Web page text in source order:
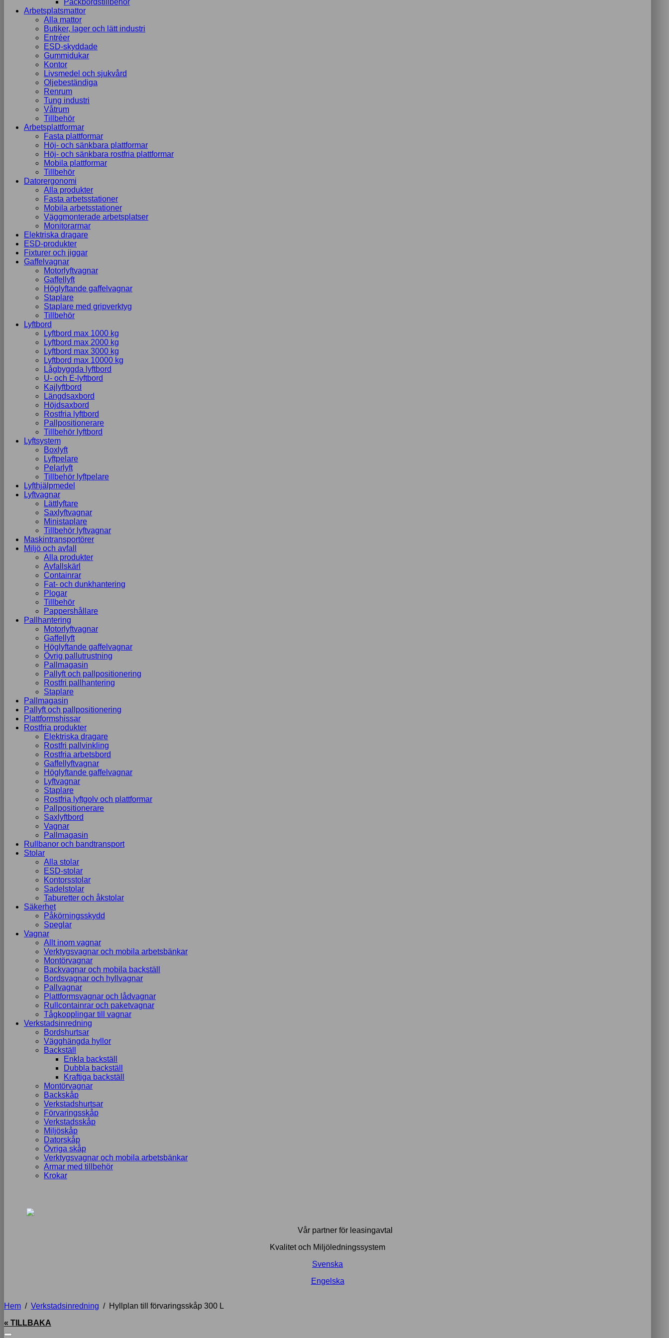
Packbordstillbehör
Arbetsplatsmattor
Alla mattor
Butiker, lager och lätt industri
Entréer
ESD-skyddade
Gummidukar
Kontor
Livsmedel och sjukvård
Oljebeständiga
Renrum
Tung industri
Våtrum
Tillbehör
Arbetsplattformar
Fasta plattformar
Höj- och sänkbara plattformar
Höj- och sänkbara rostfria plattformar
Mobila plattformar
Tillbehör
Datorergonomi
Alla produkter
Fasta arbetsstationer
Mobila arbetsstationer
Väggmonterade arbetsplatser
Monitorarmar
Elektriska dragare
ESD-produkter
Fixturer och jiggar
Gaffelvagnar
Motorlyftvagnar
Gaffellyft
Höglyftande gaffelvagnar
Staplare
Staplare med gripverktyg
Tillbehör
Lyftbord
Lyftbord max 1000 kg
Lyftbord max 2000 kg
Lyftbord max 3000 kg
Lyftbord max 10000 kg
Lågbyggda lyftbord
U- och E-lyftbord
Kajlyftbord
Längdsaxbord
Höjdsaxbord
Rostfria lyftbord
Pallpositionerare
Tillbehör lyftbord
Lyftsystem
Boxlyft
Lyftpelare
Pelarlyft
Tillbehör lyftpelare
Lyfthjälpmedel
Lyftvagnar
Lättlyftare
Saxlyftvagnar
Ministaplare
Tillbehör lyftvagnar
Maskintransportörer
Miljö och avfall
Alla produkter
Avfallskärl
Containrar
Fat- och dunkhantering
Plogar
Tillbehör
Pappershållare
Pallhantering
Motorlyftvagnar
Gaffellyft
Höglyftande gaffelvagnar
Övrig pallutrustning
Pallmagasin
Pallyft och pallpositionering
Rostfri pallhantering
Staplare
Pallmagasin
Pallyft och pallpositionering
Plattformshissar
Rostfria produkter
Elektriska dragare
Rostfri pallvinkling
Rostfria arbetsbord
Gaffellyftvagnar
Höglyftande gaffelvagnar
Lyftvagnar
Staplare
Rostfria lyftgolv och plattformar
Pallpositionerare
Saxlyftbord
Vagnar
Pallmagasin
Rullbanor och bandtransport
Stolar
Alla stolar
ESD-stolar
Kontorsstolar
Sadelstolar
Taburetter och åkstolar
Säkerhet
Påkörningsskydd
Speglar
Vagnar
Allt inom vagnar
Verktygsvagnar och mobila arbetsbänkar
Montörvagnar
Backvagnar och mobila backställ
Bordsvagnar och hyllvagnar
Pallvagnar
Plattformsvagnar och lådvagnar
Rullcontainrar och paketvagnar
Tågkopplingar till vagnar
Verkstadsinredning
Bordshurtsar
Vägghängda hyllor
Backställ
Enkla backställ
Dubbla backställ
Kraftiga backställ
Montörvagnar
Backskåp
Verkstadshurtsar
Förvaringsskåp
Verkstadsskåp
Miljöskåp
Datorskåp
Övriga skåp
Verktygsvagnar och mobila arbetsbänkar
Armar med tillbehör
Krokar
Vår partner för leasingavtal
Kvalitet och Miljöledningssystem
Svenska
Engelska
Hem / Verkstadsinredning / Hyllplan till förvaringsskåp 300 L
« TILLBAKA